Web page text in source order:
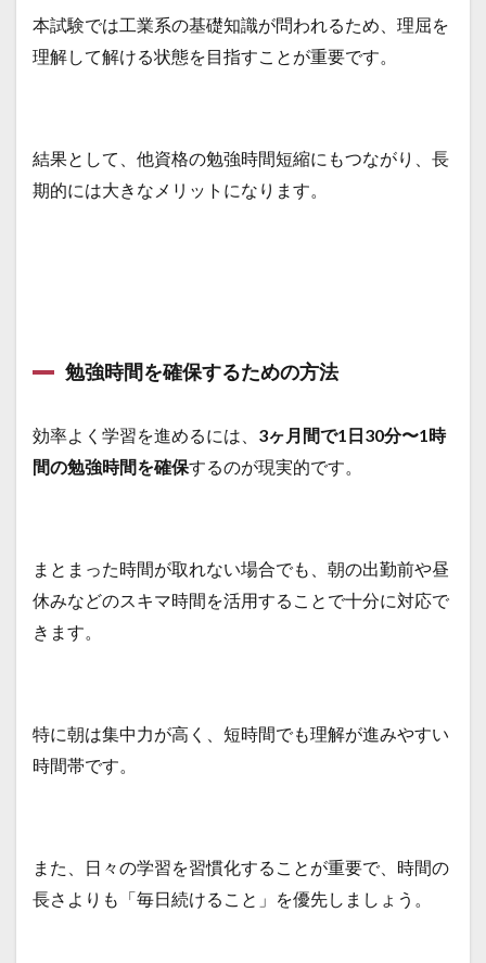
本試験では工業系の基礎知識が問われるため、理屈を
理解して解ける状態を目指すことが重要です。
結果として、他資格の勉強時間短縮にもつながり、長
期的には大きなメリットになります。
勉強時間を確保するための方法
効率よく学習を進めるには、 3ヶ月間で1日30分〜1時
間の勉強時間を確保するのが現実的です。
まとまった時間が取れない場合でも、朝の出勤前や昼
休みなどのスキマ時間を活用することで十分に対応で
きます。
特に朝は集中力が高く、短時間でも理解が進みやすい
時間帯です。
また、日々の学習を習慣化することが重要で、時間の
長さよりも「毎日続けること」を優先しましょう。